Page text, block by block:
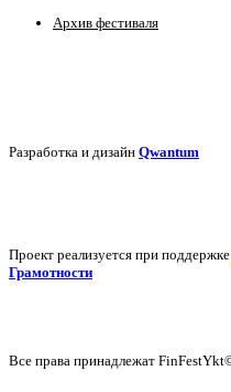
Архив фестиваля
Разработка и дизайн Qwantum
Проект реализуется при поддержке
Грамотности
Все права принадлежат